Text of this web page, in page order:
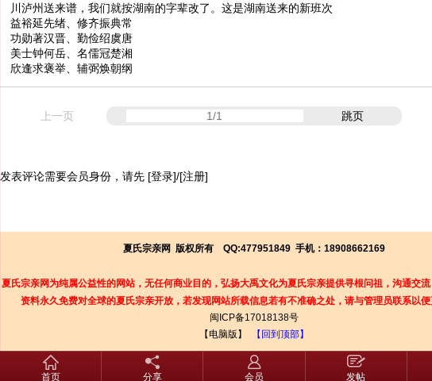
川泸州送来谱，我们就按湖南的字辈改了。这是湖南送来的新班次
益裕延先绪、修齐振典常
功勋著汉晋、勤俭绍虞唐
美士钟何岳、名儒冠楚湘
欣逢求褒举、辅弼焕朝纲
上一页 跳页
发表评论需要会员身份，请先 [登录]/[注册]
夏氏宗亲网 版权所有 QQ:477951849 手机：18908662169
夏氏宗亲网为纯属公益性的网站，无任何商业目的，弘扬大禹文化为夏氏宗亲提供寻根问祖，沟通交
资料永久免费对全球的夏氏宗亲开放，若发现网站所载信息若有不准确之处，请与管理员联系以
闽ICP备17018138号
【电脑版】
【回到顶部】
首页 分享 会员 发帖